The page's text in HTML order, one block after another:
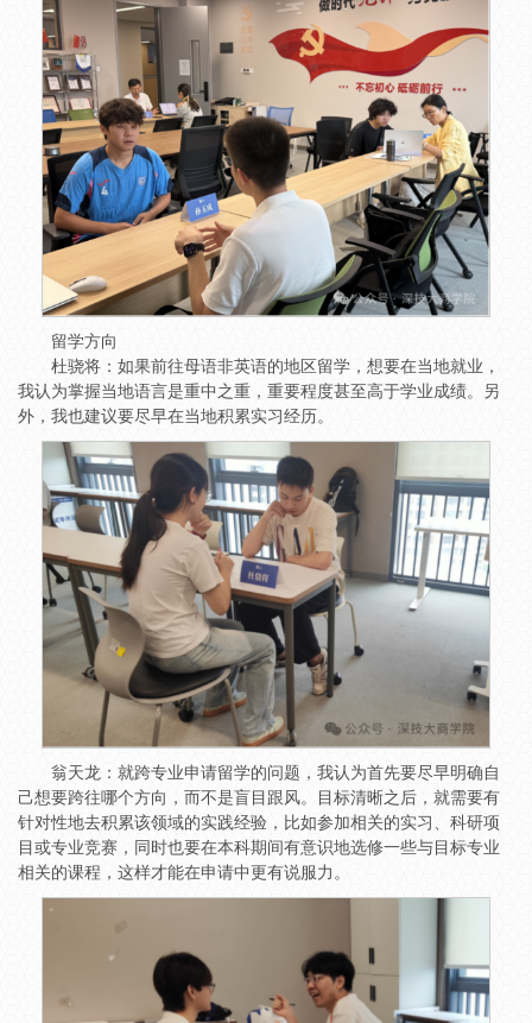
留学方向
杜骁将：如果前往母语非英语的地区留学，想要在当地就业，
我认为掌握当地语言是重中之重，重要程度甚至高于学业成绩。另
外，我也建议要尽早在当地积累实习经历。
翁天龙：就跨专业申请留学的问题，我认为首先要尽早明确自
己想要跨往哪个方向，而不是盲目跟风。目标清晰之后，就需要有
针对性地去积累该领域的实践经验，比如参加相关的实习、科研项
目或专业竞赛，同时也要在本科期间有意识地选修一些与目标专业
相关的课程，这样才能在申请中更有说服力。